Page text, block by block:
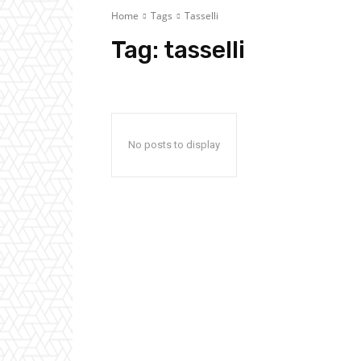
Home Tags Tasselli
Tag: tasselli
No posts to display